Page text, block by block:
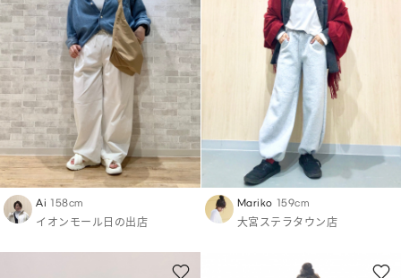
Ai 158cm
イオンモール日の出店
Mariko 159cm
大宮ステラタウン店